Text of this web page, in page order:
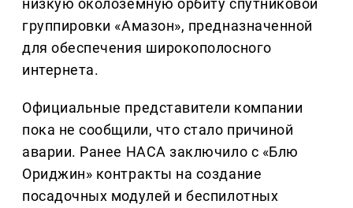
низкую околоземную орбиту спутниковой
группировки «Амазон», предназначенной
для обеспечения широкополосного
интернета.
Официальные представители компании
пока не сообщили, что стало причиной
аварии. Ранее НАСА заключило с «Блю
Ориджин» контракты на создание
посадочных модулей и беспилотных